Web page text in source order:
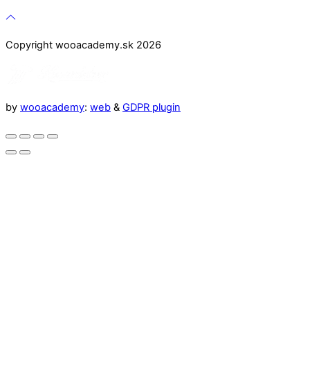
Copyright wooacademy.sk 2026
by wooacademy: web & GDPR plugin